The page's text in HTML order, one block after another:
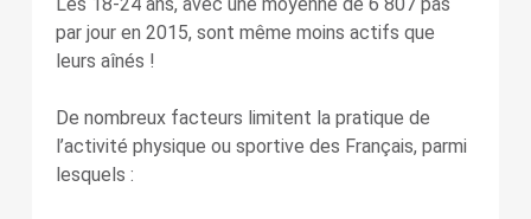
par jour en 2015, sont même moins actifs que
leurs aînés !
De nombreux facteurs limitent la pratique de
l’activité physique ou sportive des Français, parmi
lesquels :